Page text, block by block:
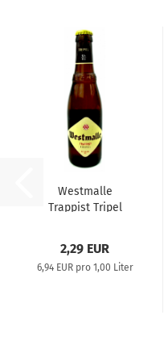
Westmalle
Trappist Tripel
2,29 EUR
6,94 EUR pro 1,00 Liter